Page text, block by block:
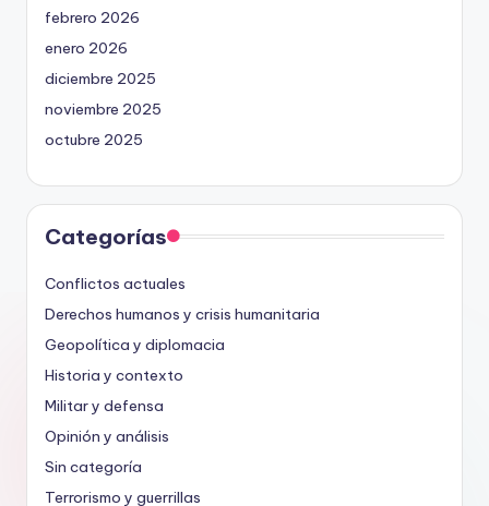
febrero 2026
enero 2026
diciembre 2025
noviembre 2025
octubre 2025
Categorías
Conflictos actuales
Derechos humanos y crisis humanitaria
Geopolítica y diplomacia
Historia y contexto
Militar y defensa
Opinión y análisis
Sin categoría
Terrorismo y guerrillas